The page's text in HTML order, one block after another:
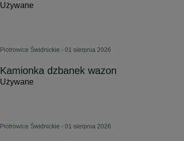
Używane
Piotrowice Świdnickie - 01 sierpnia 2026
Kamionka dzbanek wazon
Używane
Piotrowice Świdnickie - 01 sierpnia 2026